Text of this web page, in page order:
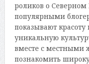
роликов о
популярными
показывают
уникальную
вместе с местными
познакомить